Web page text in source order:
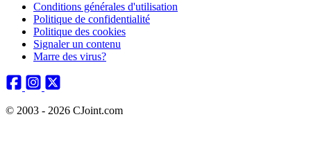
Conditions générales d'utilisation
Politique de confidentialité
Politique des cookies
Signaler un contenu
Marre des virus?
© 2003 - 2026 CJoint.com